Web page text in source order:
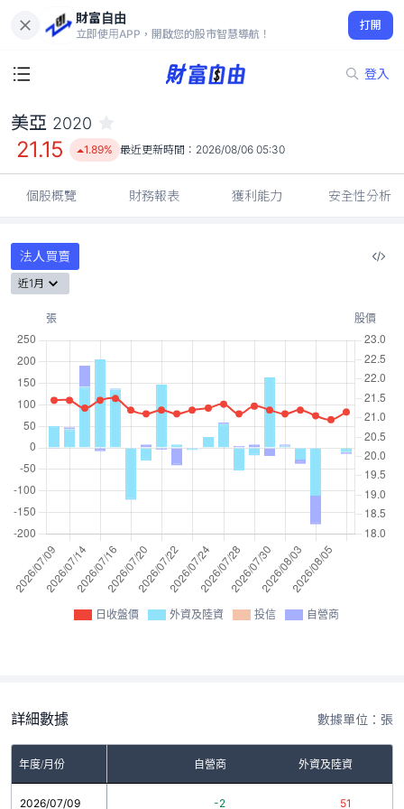
財富自由
立即使用APP，開啟您的股市智慧導航！
打開
登入
21.15
1.89%
美亞 2020
21.15 1.89% 最近更新時間： 2026/08/06 05:30
個股概覽 財務報表 獲利能力 安全性分析
法人買賣
近1月
日收盤價 外資及陸資 投信 自營商
詳細數據 數據單位：張
年度/月份 自營商 外資及陸資
2026/07/09 -2 51